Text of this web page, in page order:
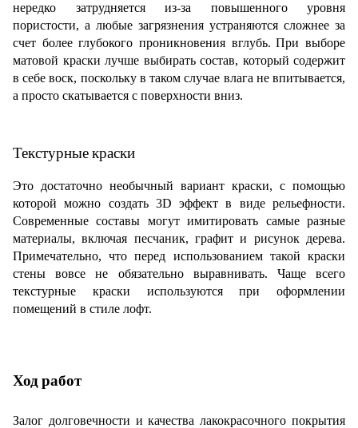
нередко затрудняется из-за повышенного уровня
пористости, а любые загрязнения устраняются сложнее за
счет более глубокого проникновения вглубь. При выборе
матовой краски лучше выбирать состав, который содержит
в себе воск, поскольку в таком случае влага не впитывается,
а просто скатывается с поверхности вниз.
Текстурные краски
Это достаточно необычный вариант краски, с помощью
которой можно создать 3D эффект в виде рельефности.
Современные составы могут имитировать самые разные
материалы, включая песчаник, графит и рисунок дерева.
Примечательно, что перед использованием такой краски
стены вовсе не обязательно выравнивать. Чаще всего
текстурные краски используются при оформлении
помещений в стиле лофт.
Ход работ
Залог долговечности и качества лакокрасочного покрытия